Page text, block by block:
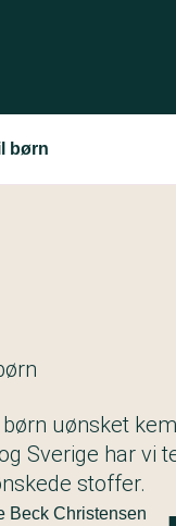
børn
uønsket
Sverige har vi
stoffer.
Beck Christensen